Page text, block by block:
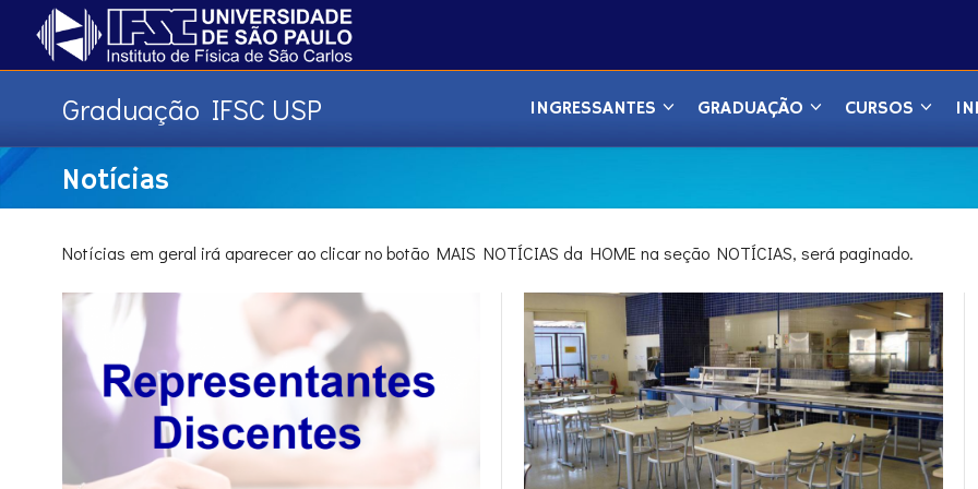
Graduação IFSC USP INGRESSANTES GRADUAÇÃO CURSOS
Notícias
Notícias em geral irá aparecer ao clicar no botão MAIS NOTÍCIAS da HOME na seção NOTÍCIAS, será paginado.